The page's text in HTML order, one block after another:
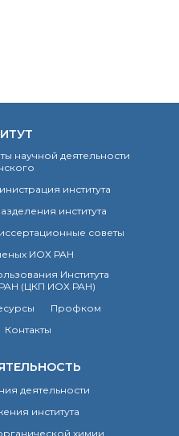
научной деятельности
института
института
советы
ИОХ РАН
Института
(ЦКП ИОХ РАН)
Профком
Контакты
деятельности
института
химии